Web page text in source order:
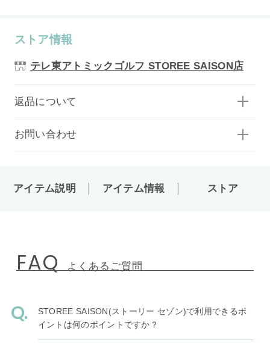
ストア情報
テレ東アトミックゴルフ STOREE SAISON店
返品について
お問い合わせ
アイテム説明 アイテム情報 ストア
FAQ よくあるご質問
STOREE SAISON(ストーリー セゾン)で利用できるポ
イントは何のポイントですか？